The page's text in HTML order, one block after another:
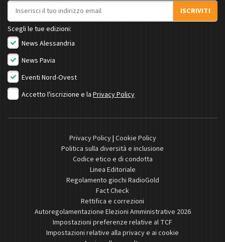
Indirizzo email
ISCRIVITI
Scegli le tue edizioni:
News Alessandria
News Pavia
Eventi Nord-Ovest
Accetto l'iscrizione e la Privacy Policy
Privacy Policy| Cookie Policy
Politica sulla diversità e inclusione
Codice etico e di condotta
Linea Editoriale
Regolamento giochi RadioGold
Fact Check
Rettifica e correzioni
Autoregolamentazione Elezioni Amministrative 2026
Impostazioni preferenze relative al TCF
Impostazioni relative alla privacy e ai cookie